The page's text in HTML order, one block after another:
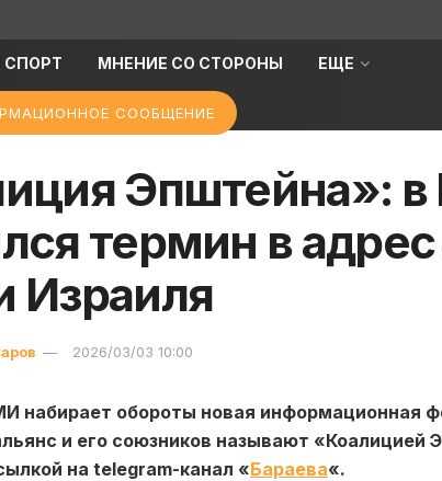
СПОРТ МНЕНИЕ СО СТОРОНЫ ЕЩЕ
СООБЩЕНИЕ
Эпштейна»: в
термин в
Израиля
2026/03/03 10:00
набирает обороты новая информационная
и его союзников называют «Коалицией
на telegram-канал «Бараева«.